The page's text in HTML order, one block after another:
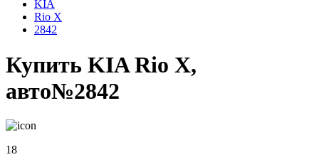
KIA
Rio X
2842
Купить KIA Rio X,
авто№2842
18